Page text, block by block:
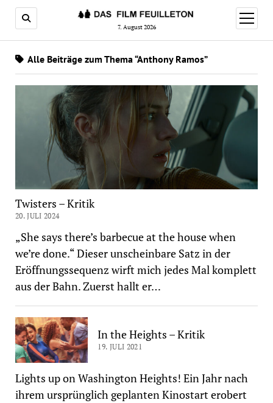
7. August 2026
Menü
öffnen
Alle Beiträge zum Thema “Anthony Ramos”
Twisters – Kritik
20. JULI 2024
„She says there’s barbecue at the house when
we’re done.“ Dieser unscheinbare Satz in der
Eröffnungssequenz wirft mich jedes Mal komplett
aus der Bahn. Zuerst hallt er…
In the Heights – Kritik
19. JULI 2021
Lights up on Washington Heights! Ein Jahr nach
ihrem ursprünglich geplanten Kinostart erobert